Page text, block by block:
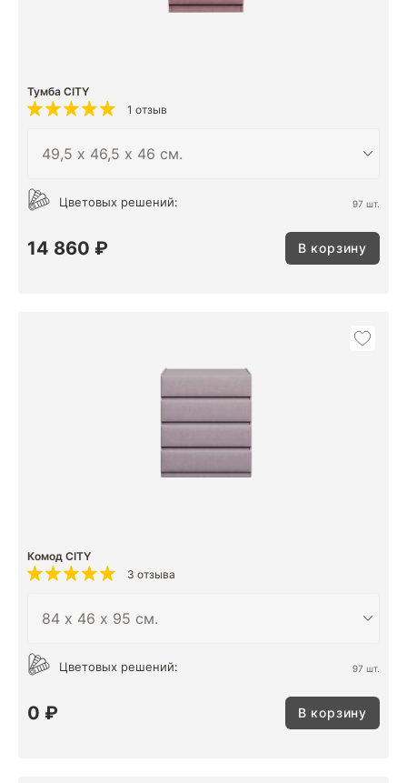
Тумба CITY
1 отзыв
Цветовых решений: 97 шт.
14 860 ₽ В корзину
Комод CITY
3 отзыва
Цветовых решений: 97 шт.
0 ₽ В корзину